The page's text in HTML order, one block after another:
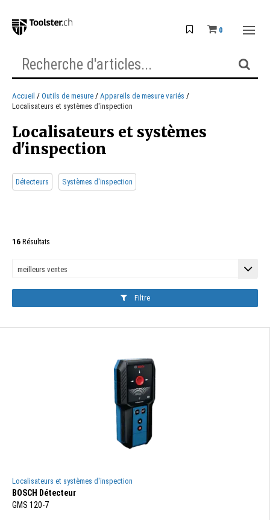
0
Accueil Outils de mesure
Appareils de mesure variés
Localisateurs et systèmes d'inspection
Localisateurs et systèmes
d'inspection
Détecteurs Systèmes d'inspection
16 Résultats
Filtre
Localisateurs et systèmes d'inspection
BOSCH Détecteur
GMS 120-7